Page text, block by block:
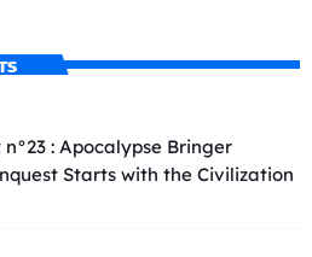
: Apocalypse Bringer
Starts with the Civilization